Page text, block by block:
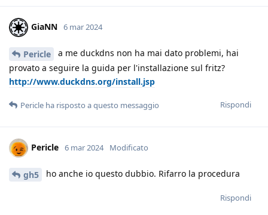
GiaNN 6 mar 2024
Pericle
a me duckdns non ha mai dato problemi, hai
provato a seguire la guida per l'installazione sul fritz?
http://www.duckdns.org/install.jsp
Rispondi
Pericle ha risposto a questo messaggio
Pericle 6 mar 2024 Modificato
gh5 ho anche io questo dubbio. Rifarro la procedura
Rispondi